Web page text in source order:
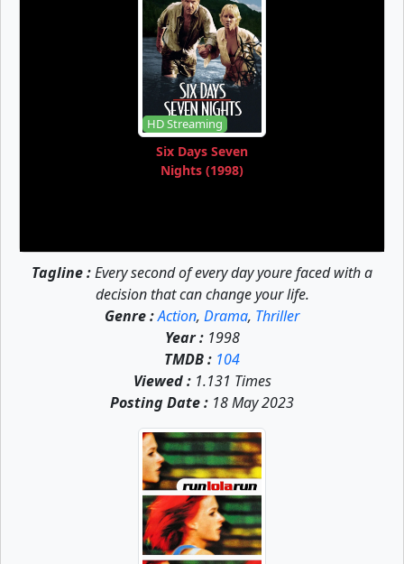
HD Streaming
Six Days Seven
Nights (1998)
Tagline :Every second of every day youre faced with a
decision that can change your life.
Genre :Action, Drama, Thriller
Year :1998
TMDB : 104
Viewed :1.131 Times
Posting Date : 18 May 2023